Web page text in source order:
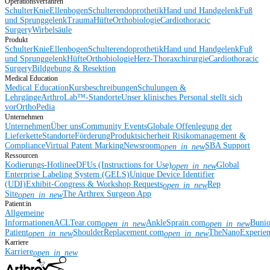
Operationsverfahren
SchulterKnieEllenbogenSchulterendoprothetikHand und HandgelenkFuß
und SprunggelenkTraumaHüfteOrthobiologieCardiothoracic
SurgeryWirbelsäule
Produkt
SchulterKnieEllenbogenSchulterendoprothetikHand und HandgelenkFuß
und SprunggelenkHüfteOrthobiologieHerz-ThoraxchirurgieCardiothoracic
SurgeryBildgebung & Resektion
Medical Education
Medical EducationKursbeschreibungenSchulungen &
LehrgängeArthroLab™-StandorteUnser klinisches Personal stellt sich
vorOrthoPedia
Unternehmen
UnternehmenÜber unsCommunity EventsGlobale Offenlegung der
LieferketteStandorteFörderungProduktsicherheit Risikomanagement &
ComplianceVirtual Patent MarkingNewsroomopen_in_newSBA Support
Ressourcen
Kodierungs-HotlineeDFUs (Instructions for Use)open_in_newGlobal
Enterprise Labeling System (GELS)Unique Device Identifier
(UDI)Exhibit-Congress & Workshop Requestsopen_in_newRep
Siteopen_in_newThe Arthrex Surgeon App
Patient:in
Allgemeine
InformationenACLTear.comopen_in_newAnkleSprain.comopen_in_new
Patientopen_in_newShoulderReplacement.comopen_in_new
Karriere
Karriereopen_in_new